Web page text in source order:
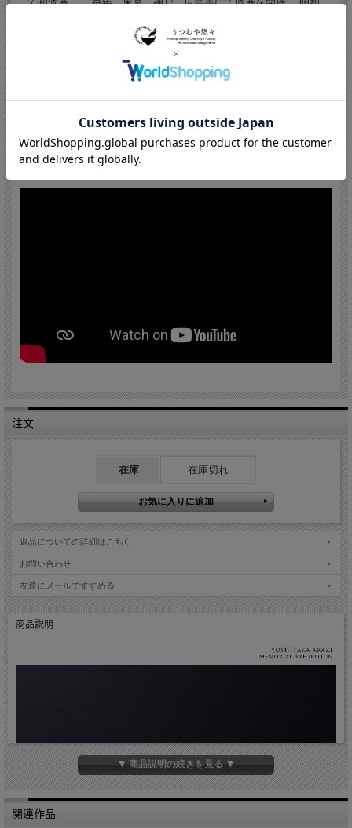
け技術指導のためベトナムへ。 ハノイ市、ホーチミン市、他。
ベトナムにて作陶 以降毎年歴訪。 平成 2年招請を受けラオス
へ。 ビエンチャンにて作陶 以降毎年歴訪。 平成 2年作品集
「うつわあそび」発行。 平成 4年ベトナム、ラオス行 ５年の
にて現代の安南陶器展。 平成7年ハノイにて第二回現代の安南陶
器展。
注文
在庫 在庫切れ
返品についての詳細はこちら
お問い合わせ
友達にメールですすめる
商品説明
▼ 商品説明の続きを見る ▼
関連作品